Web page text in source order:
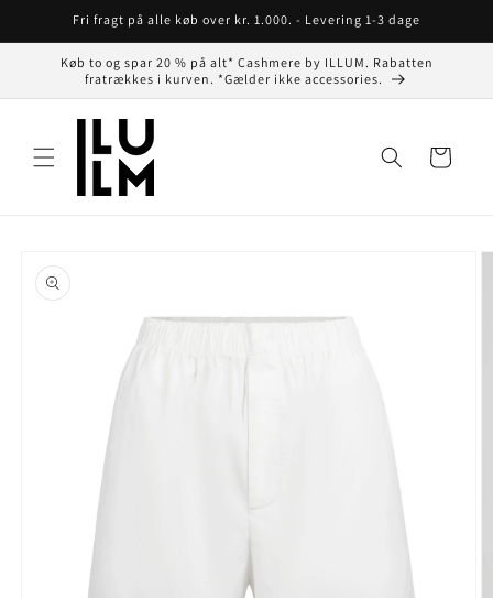
Gå tilFri fragt på alle køb over kr. 1.000. - Levering 1-3 dage
Køb to og spar 20 % på alt* Cashmere by ILLUM. Rabatten
fratrækkes i kurven. *Gælder ikke accessories.
Indkøbskurv